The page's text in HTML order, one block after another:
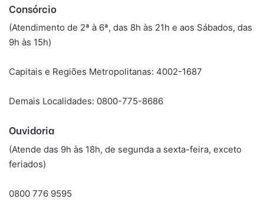
Consórcio
(Atendimento de 2ª à 6ª, das 8h às 21h e aos Sábados, das
9h às 15h)
Capitais e Regiões Metropolitanas: 4002-1687
Demais Localidades: 0800-775-8686
Ouvidoria
(Atende das 9h às 18h, de segunda a sexta-feira, exceto
feriados)
0800 776 9595